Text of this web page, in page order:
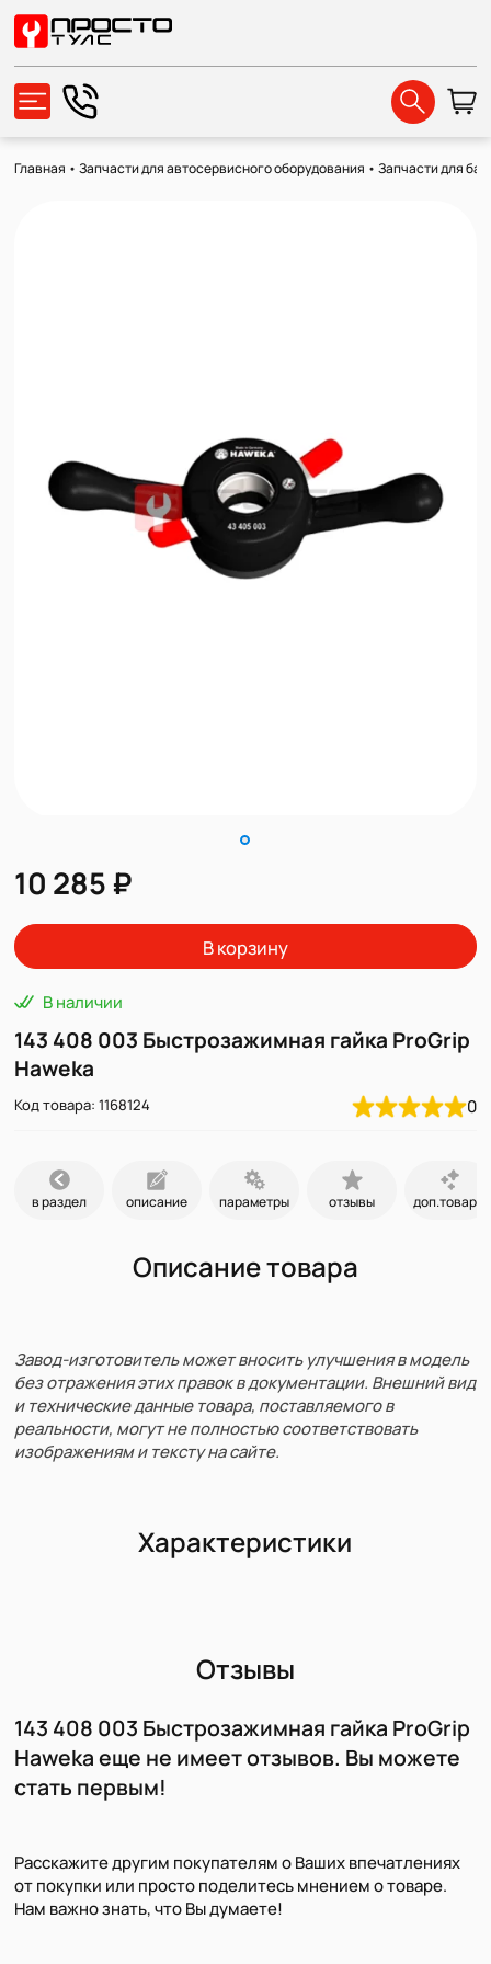
Главная •Запчасти для автосервисного оборудования •Запчасти для
10 285 ₽
В корзину
В наличии
143 408 003 Быстрозажимная гайка ProGrip
Haweka
Код товара: 1168124 0
в раздел описание параметры отзывы доп.товары
Описание товара
Завод-изготовитель может вносить улучшения в модель
без отражения этих правок в документации. Внешний вид
и технические данные товара, поставляемого в
реальности, могут не полностью соответствовать
изображениям и тексту на сайте.
Характеристики
Отзывы
143 408 003 Быстрозажимная гайка ProGrip
Haweka еще не имеет отзывов. Вы можете
стать первым!
Расскажите другим покупателям о Ваших впечатлениях
от покупки или просто поделитесь мнением о товаре.
Нам важно знать, что Вы думаете!